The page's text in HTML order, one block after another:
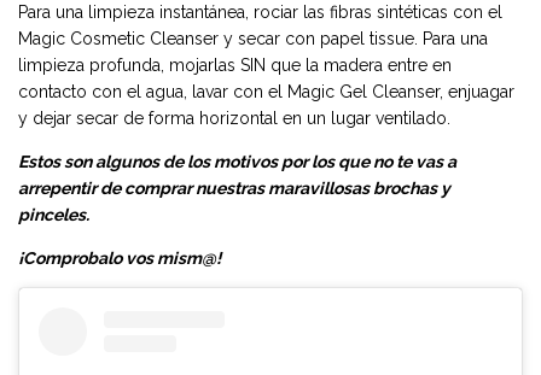
Para una limpieza instantánea, rociar las fibras sintéticas con el
Magic Cosmetic Cleanser y secar con papel tissue. Para una
limpieza profunda, mojarlas SIN que la madera entre en
contacto con el agua, lavar con el Magic Gel Cleanser, enjuagar
y dejar secar de forma horizontal en un lugar ventilado.
Estos son algunos de los motivos por los que no te vas a
arrepentir de comprar nuestras maravillosas brochas y
pinceles.
¡Comprobalo vos mism@!